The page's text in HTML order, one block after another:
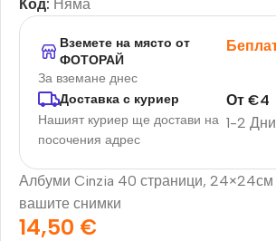
Код: Няма
Вземете на място от
ФОТОРАЙ
За вземане днес
Доставка с куриер
Нашият куриер ще достави на
посочения адрес
1-2 Дни
От€4
Албуми Cinzia 40 страници, 24×24см
вашите снимки
14,50 €